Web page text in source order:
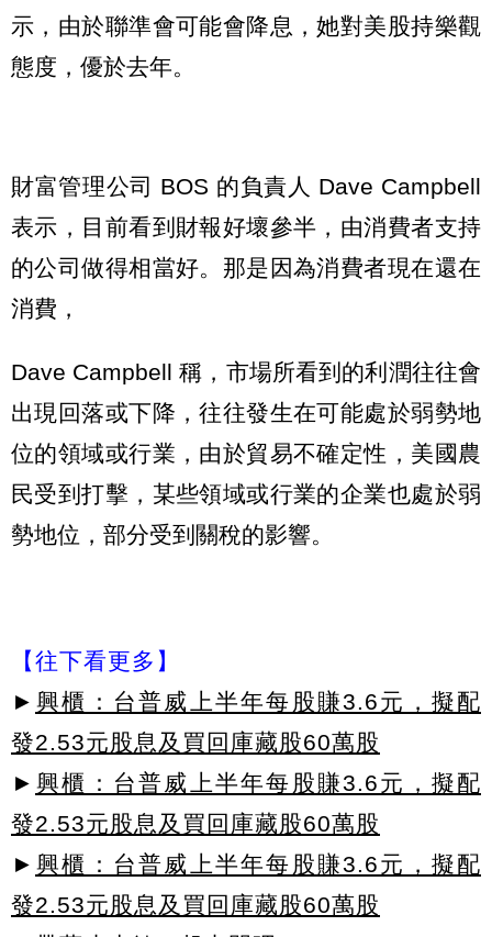
示，由於聯準會可能會降息，她對美股持樂觀
態度，優於去年。
財富管理公司 BOS 的負責人 Dave Campbell
表示，目前看到財報好壞參半，由消費者支持
的公司做得相當好。那是因為消費者現在還在
消費，
Dave Campbell 稱，市場所看到的利潤往往會
出現回落或下降，往往發生在可能處於弱勢地
位的領域或行業，由於貿易不確定性，美國農
民受到打擊，某些領域或行業的企業也處於弱
勢地位，部分受到關稅的影響。
【往下看更多】
► 興櫃：台普威上半年每股賺3.6元，擬配
發2.53元股息及買回庫藏股60萬股
► 興櫃：台普威上半年每股賺3.6元，擬配
發2.53元股息及買回庫藏股60萬股
► 興櫃：台普威上半年每股賺3.6元，擬配
發2.53元股息及買回庫藏股60萬股